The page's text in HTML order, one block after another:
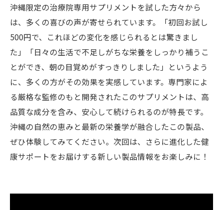
沖縄限定の治療院専用サプリメントを試した方々から
は、多くの喜びの声が寄せられています。「初回お試し
500円で、これほどの変化を感じられるとは驚きまし
た」「日々の生活で不足しがちな栄養をしっかり補うこ
とができ、朝の目覚めがすっきりしました」というよう
に、多くの方がその効果を実感しています。専門家によ
る厳格な監修のもと開発されたこのサプリメントは、高
品質な成分を含み、安心して続けられるのが特長です。
沖縄の自然の恵みと最新の栄養学が融合したこの製品、
ぜひ体験してみてください。次回は、さらに進化した健
康サポートをお届けする新しい製品情報をお楽しみに！